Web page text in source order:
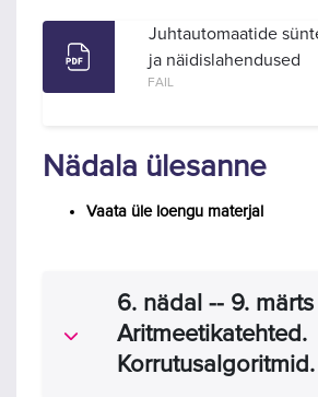
Juhtautomaatide
ja näidislahendused
FAIL
Nädala ülesanne
Vaata üle loengu materjal
Ahenda
6. nädal -- 9. märts
Aritmeetikatehted.
Korrutusalgoritmid.